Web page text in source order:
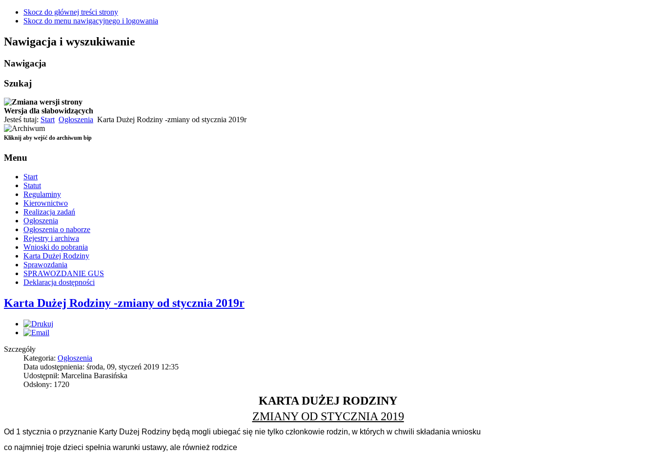
Skocz do głównej treści strony
Skocz do menu nawigacyjnego i logowania
Nawigacja i wyszukiwanie
Nawigacja
Szukaj
Wersja dla słabowidzących
Czarno-Żółta
Czarno-Biała
Standardowa
Jesteś tutaj: Start Ogłoszenia Karta Dużej Rodziny -zmiany od stycznia 2019r
Kliknij aby wejść do archiwum bip
Menu
Start
Statut
Regulaminy
Kierownictwo
Realizacja zadań
Ogłoszenia
Ogłoszenia o naborze
Rejestry i archiwa
Wnioski do pobrania
Karta Dużej Rodziny
Sprawozdania
SPRAWOZDANIE GUS
Deklaracja dostępności
Karta Dużej Rodziny -zmiany od stycznia 2019r
Szczegóły
Kategoria: Ogłoszenia
Data udostępnienia: środa, 09, styczeń 2019 12:35
Udostępnił: Marcelina Barasińska
Odsłony: 1720
KARTA DUŻEJ RODZINY
ZMIANY OD STYCZNIA 2019
Od 1 stycznia o przyznanie Karty Dużej Rodziny będą mogli ubiegać się nie tylko członkowie rodzin, w których w chwili składania wniosku
co najmniej troje dzieci spełnia warunki ustawy, ale również rodzice